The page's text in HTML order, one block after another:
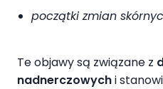
początki zmian
Te objawy są związane z
nadnerczowychi